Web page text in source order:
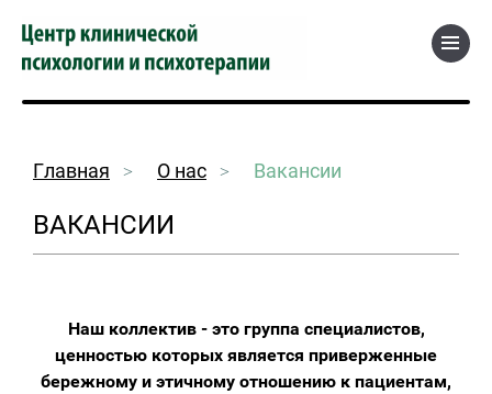
Главная О нас Вакансии
ВАКАНСИИ
Наш коллектив - это группа специалистов,
ценностью которых является приверженные
бережному и этичному отношению к пациентам,